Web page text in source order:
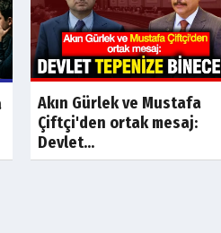
Gizlilik İlkeleri
Son Dakika
Akın Gürlek ve Mustafa
Çiftçi'den ortak mesaj:
Devlet...